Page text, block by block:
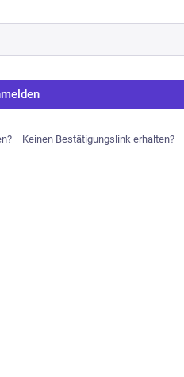
Keinen Bestätigungslink erhalten?